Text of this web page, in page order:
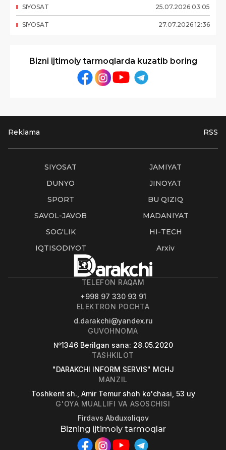
25.07.2026 03:05
SIYOSAT
27.07.2026 12:36
SIYOSAT
Bizni ijtimoiy tarmoqlarda kuzatib boring
Reklama RSS
SIYOSAT
JAMIYAT
DUNYO
JINOYAT
SPORT
BU QIZIQ
SAVOL-JAVOB
MADANIYAT
SOG'LIK
HI-TECH
IQTISODIYOT
Arxiv
TELEFON RAQAM
+998 97 330 93 91
ELEKTRON POCHTA
d.darakchi@yandex.ru
GUVOHNOMA
№1346 Berilgan sana: 28.05.2020
TASHKILOT
"DARAKCHI INFORM SERVIS" MCHJ
MANZIL
Toshkent sh., Amir Temur shoh ko'chasi, 53 uy
G'OYA MUALLIFI VA ASOSCHISI
Firdavs Abduxoliqov
Bizning ijtimoiy tarmoqlar